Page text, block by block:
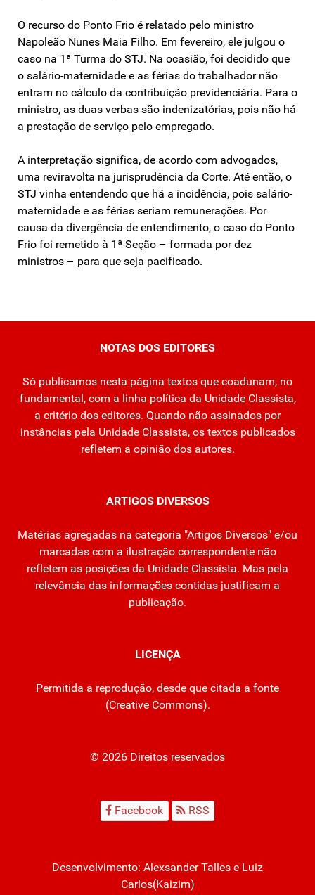
O recurso do Ponto Frio é relatado pelo ministro
Napoleão Nunes Maia Filho. Em fevereiro, ele julgou o
caso na 1ª Turma do STJ. Na ocasião, foi decidido que
o salário-maternidade e as férias do trabalhador não
entram no cálculo da contribuição previdenciária. Para o
ministro, as duas verbas são indenizatórias, pois não há
a prestação de serviço pelo empregado.
A interpretação significa, de acordo com advogados,
uma reviravolta na jurisprudência da Corte. Até então, o
STJ vinha entendendo que há a incidência, pois salário-
maternidade e as férias seriam remunerações. Por
causa da divergência de entendimento, o caso do Ponto
Frio foi remetido à 1ª Seção – formada por dez
ministros – para que seja pacificado.
NOTAS DOS EDITORES
Só publicamos nesta página textos que coadunam, no
fundamental, com a linha política da Unidade Classista,
a critério dos editores. Quando não assinados por
instâncias pela Unidade Classista, os textos publicados
refletem a opinião dos autores.
ARTIGOS DIVERSOS
Matérias agregadas na categoria "Artigos Diversos" e/ou
marcadas com a ilustração correspondente não
refletem as posições da Unidade Classista. Mas pela
relevância das informações contidas justificam a
publicação.
LICENÇA
Permitida a reprodução, desde que citada a fonte
(Creative Commons).
© 2026 Direitos reservados
Facebook RSS
Desenvolvimento: Alexsander Talles e Luiz
Carlos(Kaizim)